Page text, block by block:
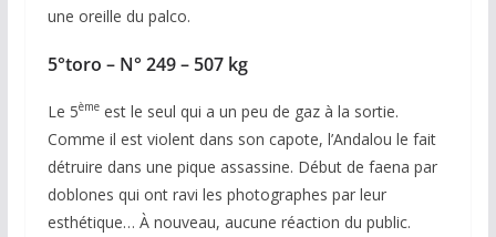
une oreille du palco.
5°toro – N° 249 – 507 kg
Le 5èmeest le seul qui a un peu de gaz à la sortie.
Comme il est violent dans son capote, l’Andalou le fait
détruire dans une pique assassine. Début de faena par
doblones qui ont ravi les photographes par leur
esthétique… À nouveau, aucune réaction du public.